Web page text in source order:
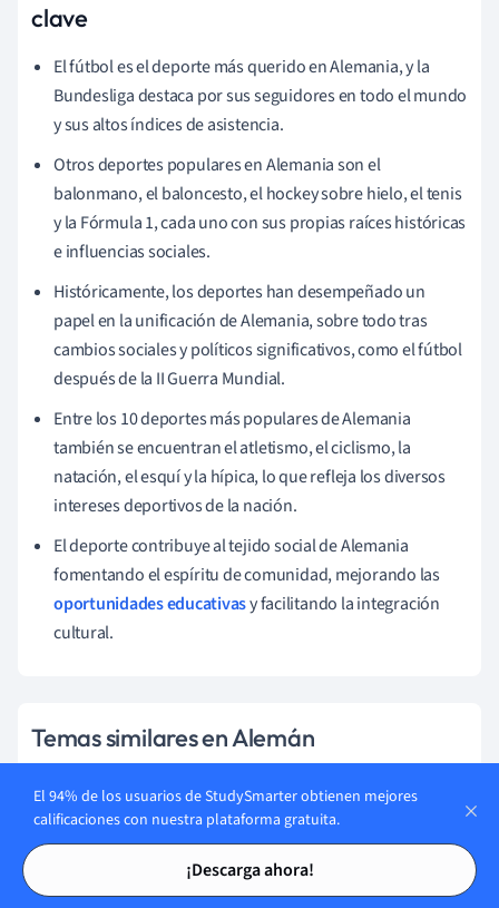
Tarjetas de estudio
Tarjetas de estudio
clave
El fútbol es el deporte más querido en Alemania, y la
Bundesliga destaca por sus seguidores en todo el mundo
y sus altos índices de asistencia.
Otros deportes populares en Alemania son el
balonmano, el baloncesto, el hockey sobre hielo, el tenis
y la Fórmula 1, cada uno con sus propias raíces históricas
e influencias sociales.
Históricamente, los deportes han desempeñado un
papel en la unificación de Alemania, sobre todo tras
cambios sociales y políticos significativos, como el fútbol
después de la II Guerra Mundial.
Entre los 10 deportes más populares de Alemania
también se encuentran el atletismo, el ciclismo, la
natación, el esquí y la hípica, lo que refleja los diversos
intereses deportivos de la nación.
El deporte contribuye al tejido social de Alemania
fomentando el espíritu de comunidad, mejorando las
oportunidades educativasy facilitando la integración
cultural.
Temas similares en Alemán
Problemas sociales alemanes
Vocabulario Alemán
Gramática alemana
El 94% de los usuarios de StudySmarter obtienen mejores
calificaciones con nuestra plataforma gratuita.
¡Descarga ahora!